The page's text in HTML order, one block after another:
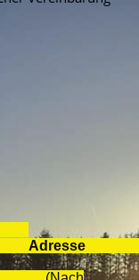
Adresse